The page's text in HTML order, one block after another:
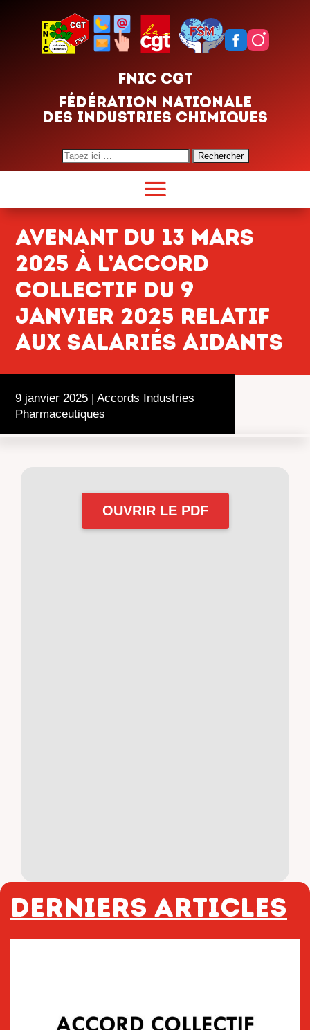
FNIC CGT
FÉDÉRATION NATIONALE
DES INDUSTRIES CHIMIQUES
Search
for:
Avenant du 13 mars
2025 à l’accord
collectif du 9
janvier 2025 relatif
aux salariés aidants
9 janvier 2025 | Accords Industries
Pharmaceutiques
OUVRIR LE PDF
Derniers articles